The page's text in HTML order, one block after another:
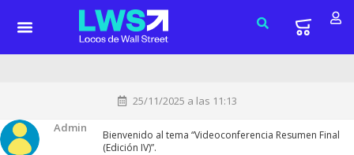
25/11/2025 a las 11:13
Admin
Bienvenido al tema “Videoconferencia Resumen Final
(Edición IV)”.